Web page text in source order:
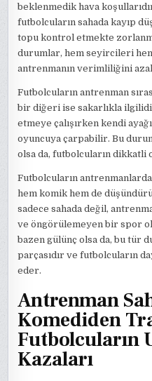
beklenmedik hava
futbolcuların sahada kayıp
topu kontrol etmekte
durumlar, hem seyircileri
antrenmanın verimliliğini
Futbolcuların antrenman
bir diğeri ise sakarlıkla
etmeye çalışırken kendi
oyuncuya çarpabilir. Bu
olsa da, futbolcuların dikkatli
Futbolcuların
hem komik hem de
sadece sahada değil,
ve öngörülemeyen bir spor
bazen gülünç olsa da, bu tür
parçasıdır ve futbolcuların
eder.
Antrenman
Komediden
Futbolcuların
Kazaları